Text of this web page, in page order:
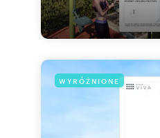
WYRÓŻNIONE